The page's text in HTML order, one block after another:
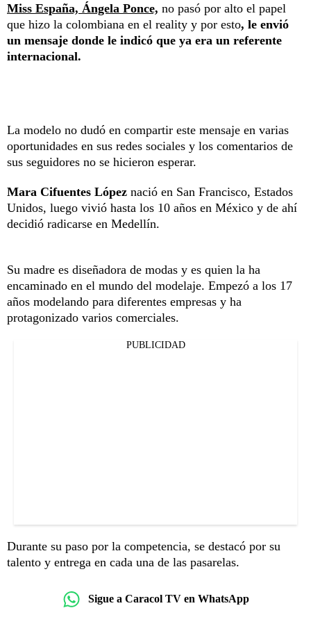
Miss España, Ángela Ponce, no pasó por alto el papel
que hizo la colombiana en el reality y por esto, le envió
un mensaje donde le indicó que ya era un referente
internacional.
La modelo no dudó en compartir este mensaje en varias
oportunidades en sus redes sociales y los comentarios de
sus seguidores no se hicieron esperar.
Mara Cifuentes López nació en San Francisco, Estados
Unidos, luego vivió hasta los 10 años en México y de ahí
decidió radicarse en Medellín.
Su madre es diseñadora de modas y es quien la ha
encaminado en el mundo del modelaje. Empezó a los 17
años modelando para diferentes empresas y ha
protagonizado varios comerciales.
PUBLICIDAD
Durante su paso por la competencia, se destacó por su
talento y entrega en cada una de las pasarelas.
Sigue a Caracol TV en WhatsApp